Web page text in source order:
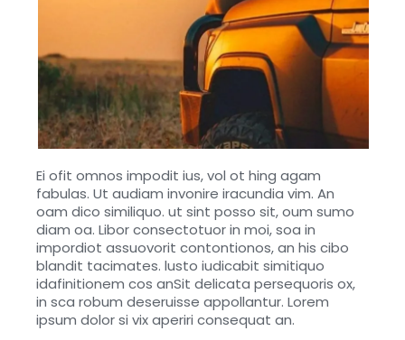
Ei ofit omnos impodit ius, vol ot hing agam
fabulas. Ut audiam invonire iracundia vim. An
oam dico similiquo. ut sint posso sit, oum sumo
diam oa. Libor consectotuor in moi, soa in
impordiot assuovorit contontionos, an his cibo
blandit tacimates. lusto iudicabit simitiquo
idafinitionem cos anSit delicata persequoris ox,
in sca robum deseruisse appollantur. Lorem
ipsum dolor si vix aperiri consequat an.